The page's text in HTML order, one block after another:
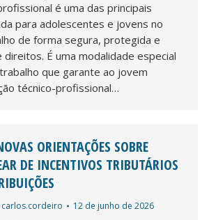
é uma das principais
para adolescentes e jovens no
de forma segura, protegida e
direitos. É uma modalidade especial
que garante ao jovem
técnico-profissional…
ORIENTAÇÕES SOBRE
DE INCENTIVOS TRIBUTÁRIOS
carlos.cordeiro 12 de junho de 2026